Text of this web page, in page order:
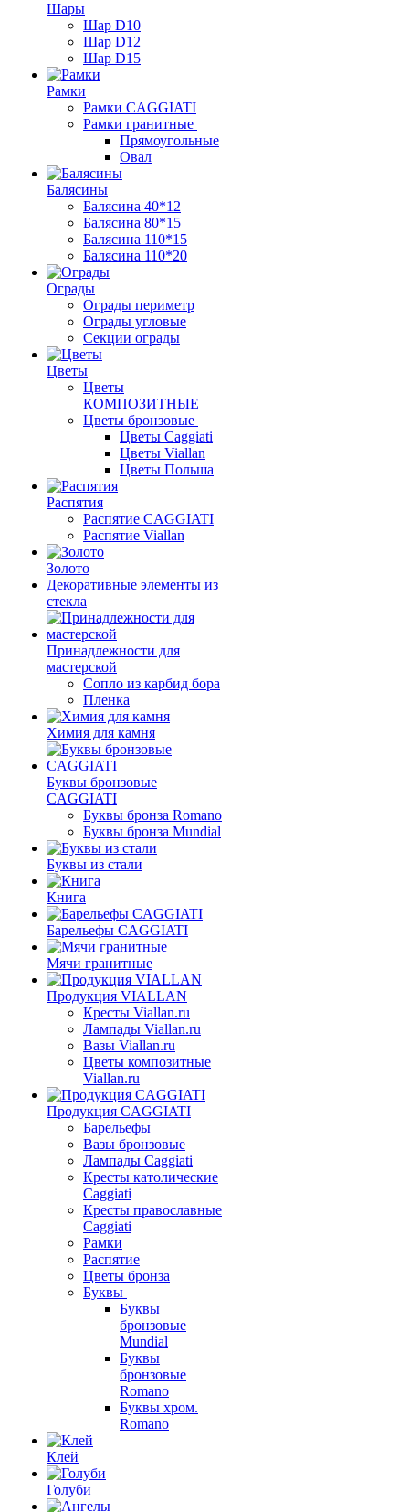
Шары
Шар D10
Шар D12
Шар D15
Рамки
Рамки CAGGIATI
Рамки гранитные
Прямоугольные
Овал
Балясины
Балясина 40*12
Балясина 80*15
Балясина 110*15
Балясина 110*20
Ограды
Ограды периметр
Ограды угловые
Секции ограды
Цветы
Цветы
КОМПОЗИТНЫЕ
Цветы бронзовые
Цветы Caggiati
Цветы Viallan
Цветы Польша
Распятия
Распятие CAGGIATI
Распятие Viallan
Золото
Декоративные элементы из
стекла
Принадлежности для
мастерской
Сопло из карбид бора
Пленка
Химия для камня
Буквы бронзовые
CAGGIATI
Буквы бронза Romano
Буквы бронза Mundial
Буквы из стали
Книга
Барельефы CAGGIATI
Мячи гранитные
Продукция VIALLAN
Кресты Viallan.ru
Лампады Viallan.ru
Вазы Viallan.ru
Цветы композитные
Viallan.ru
Продукция CAGGIATI
Барельефы
Вазы бронзовые
Лампады Caggiati
Кресты католические
Caggiati
Кресты православные
Caggiati
Рамки
Распятие
Цветы бронза
Буквы
Буквы
бронзовые
Mundial
Буквы
бронзовые
Romano
Буквы хром.
Romano
Клей
Голуби